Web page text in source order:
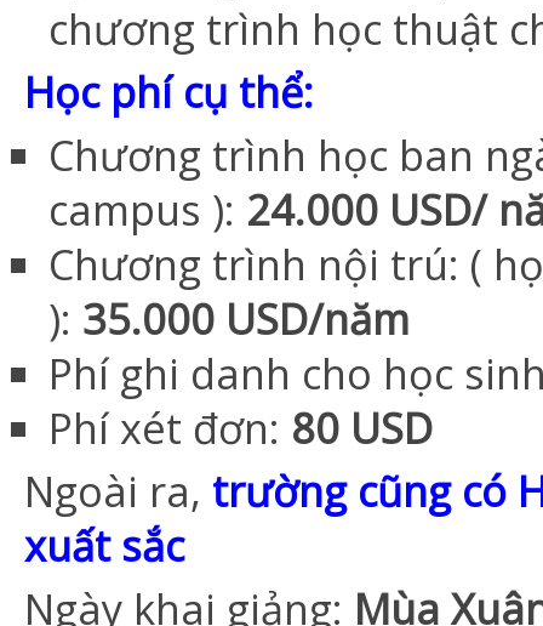
chương trình học thuật
Học phí cụ thể:
Chương trình học ban
campus ): 24.000 USD/
Chương trình nội trú: (
): 35.000 USD/năm
Phí ghi danh cho học
Phí xét đơn: 80 USD
Ngoài ra, trường cũng có
xuất sắc
Ngày khai giảng: Mùa